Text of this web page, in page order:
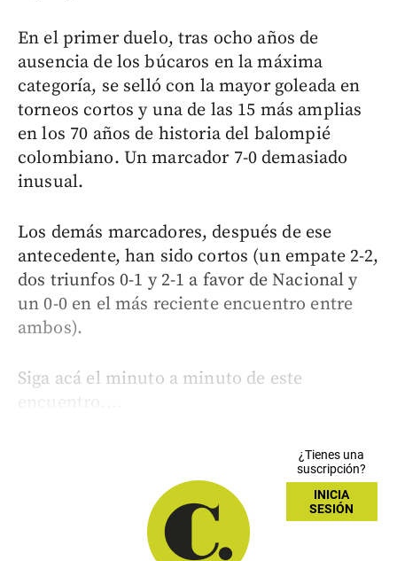
En el primer duelo, tras ocho años de
ausencia de los búcaros en la máxima
categoría, se selló con la mayor goleada en
torneos cortos y una de las 15 más amplias
en los 70 años de historia del balompié
colombiano. Un marcador 7-0 demasiado
inusual.
Los demás marcadores, después de ese
antecedente, han sido cortos (un empate 2-2,
dos triunfos 0-1 y 2-1 a favor de Nacional y
un 0-0 en el más reciente encuentro entre
ambos).
Siga acá el minuto a minuto de este
¿Tienes una
suscripción?
INICIA
SESIÓN